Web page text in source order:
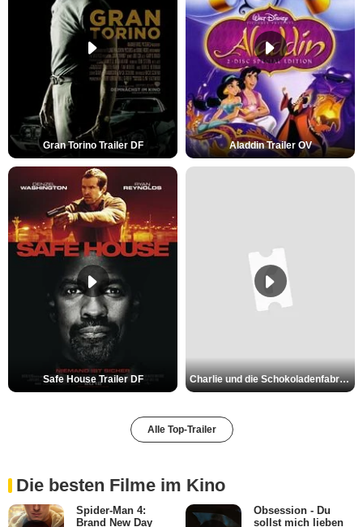
Gran Torino Trailer DF Aladdin Trailer OV
Safe House Trailer DF Charlie und die Schokoladenfabrik Trailer OV
Alle Top-Trailer
Die besten Filme im Kino
Spider-Man 4:
Brand New Day
Obsession - Du
sollst mich lieben